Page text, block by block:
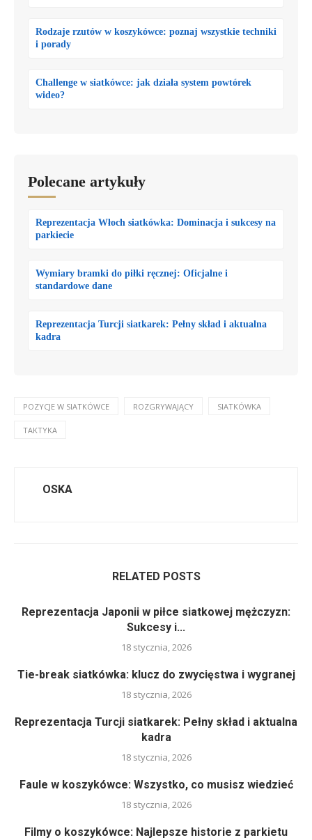
Rodzaje rzutów w koszykówce: poznaj wszystkie techniki
i porady
Challenge w siatkówce: jak działa system powtórek
wideo?
Polecane artykuły
Reprezentacja Włoch siatkówka: Dominacja i sukcesy na
parkiecie
Wymiary bramki do piłki ręcznej: Oficjalne i
standardowe dane
Reprezentacja Turcji siatkarek: Pełny skład i aktualna
kadra
POZYCJE W SIATKÓWCE ROZGRYWAJĄCY SIATKÓWKA
TAKTYKA
OSKA
RELATED POSTS
Reprezentacja Japonii w piłce siatkowej mężczyzn:
Sukcesy i...
18 stycznia, 2026
Tie-break siatkówka: klucz do zwycięstwa i wygranej
18 stycznia, 2026
Reprezentacja Turcji siatkarek: Pełny skład i aktualna
kadra
18 stycznia, 2026
Faule w koszykówce: Wszystko, co musisz wiedzieć
18 stycznia, 2026
Filmy o koszykówce: Najlepsze historie z parkietu